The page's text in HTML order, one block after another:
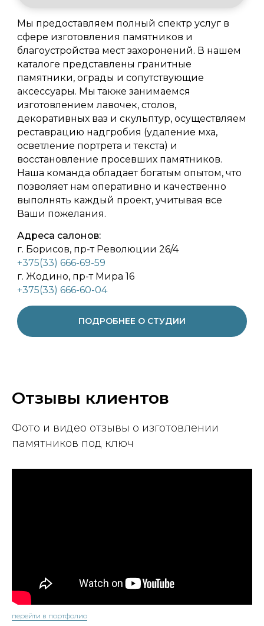
Мы предоставляем полный спектр услуг в
сфере изготовления памятников и
благоустройства мест захоронений. В нашем
каталоге представлены гранитные
памятники, ограды и сопутствующие
аксессуары. Мы также занимаемся
изготовлением лавочек, столов,
декоративных ваз и скульптур, осуществляем
реставрацию надгробия (удаление мха,
осветление портрета и текста) и
восстановление просевших памятников.
Наша команда обладает богатым опытом, что
позволяет нам оперативно и качественно
выполнять каждый проект, учитывая все
Ваши пожелания.
Адреса салонов:
г. Борисов, пр-т Революции 26/4
+375(33) 666-69-59
г. Жодино, пр-т Мира 16
+375(33) 666-60-04
ПОДРОБНЕЕ О СТУДИИ
Отзывы клиентов
Фото и видео отзывы о изготовлении
памятников под ключ
перейти в портфолио